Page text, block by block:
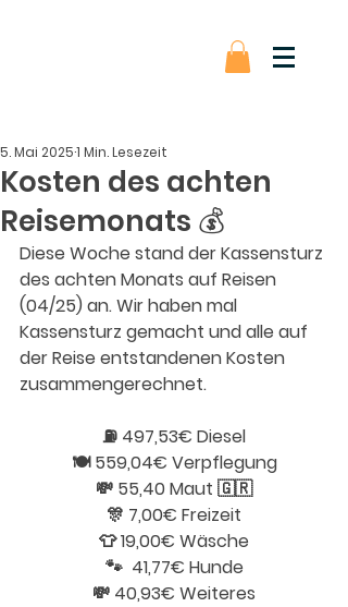
Kosten des achten
Reisemonats 💰
5. Mai 20251 Min. Lesezeit
Diese Woche stand der Kassensturz
des achten Monats auf Reisen
(04/25) an. Wir haben mal
Kassensturz gemacht und alle auf
der Reise entstandenen Kosten
zusammengerechnet.
⛽️ 497,53€ Diesel
🍽️ 559,04€ Verpflegung
💸 55,40 Maut 🇬🇷
🎊 7,00€ Freizeit
👕 19,00€ Wäsche
🐾  41,77€ Hunde
💸 40,93€ Weiteres